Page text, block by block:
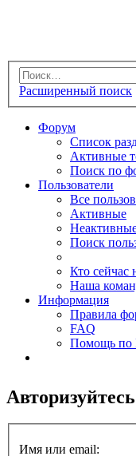
Расширенный поиск
Форум
Список
Активные
Поиск по
Пользователи
Все
Активные
Поиск
Кто сейчас
Наша
Информация
Правила
FAQ
Помощь по
Имя или email: